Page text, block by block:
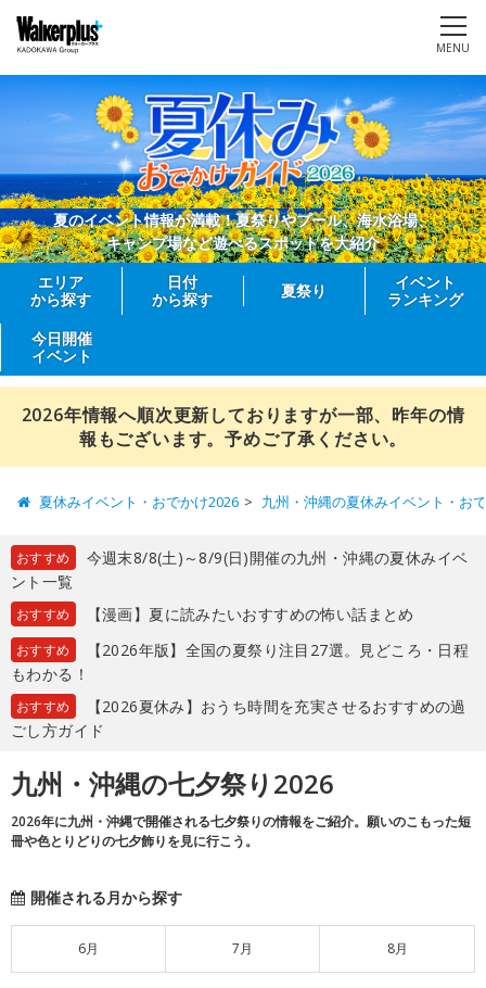
MENU
夏のイベント情報が満載！夏祭りやプール、海水浴場、
キャンプ場など遊べるスポットを大紹介
エリア
から探す
日付
から探す
夏祭り
イベント
ランキング
今日開催
イベント
2026年情報へ順次更新しておりますが一部、昨年の情
報もございます。予めご了承ください。
夏休みイベント・おでかけ2026 九州・沖縄の夏休みイベント・お
おすすめ
今週末8/8(土)～8/9(日)開催の九州・沖縄の夏休みイベ
ント一覧
おすすめ 【漫画】夏に読みたいおすすめの怖い話まとめ
おすすめ
【2026年版】全国の夏祭り注目27選。見どころ・日程
もわかる！
おすすめ
【2026夏休み】おうち時間を充実させるおすすめの過
ごし方ガイド
九州・沖縄の七夕祭り2026
2026年に九州・沖縄で開催される七夕祭りの情報をご紹介。願いのこもった短
冊や色とりどりの七夕飾りを見に行こう。
開催される月から探す
6月 7月 8月